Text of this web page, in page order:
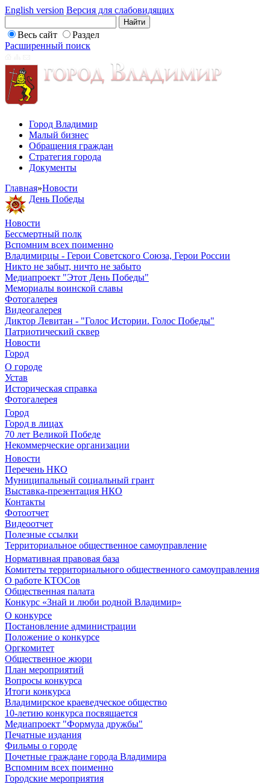
English version Версия для слабовидящих
Весь сайт
Раздел
Расширенный поиск
Город Владимир
Малый бизнес
Обращения граждан
Стратегия города
Документы
Главная»Новости
День Победы
Новости
Бессмертный полк
Вспомним всех поименно
Владимирцы - Герои Советского Союза, Герои России
Никто не забыт, ничто не забыто
Медиапроект "Этот День Победы"
Мемориалы воинской славы
Фотогалерея
Видеогалерея
Диктор Левитан - "Голос Истории. Голос Победы"
Патриотический сквер
Новости
Город
О городе
Устав
Историческая справка
Фотогалерея
Город
Город в лицах
70 лет Великой Победе
Некоммерческие организации
Новости
Перечень НКО
Муниципальный социальный грант
Выставка-презентация НКО
Контакты
Фотоотчет
Видеоотчет
Полезные ссылки
Территориальное общественное самоуправление
Нормативная правовая база
Комитеты территориального общественного самоуправления
О работе КТОСов
Общественная палата
Конкурс «Знай и люби родной Владимир»
О конкурсе
Постановление администрации
Положение о конкурсе
Оргкомитет
Общественное жюри
План мероприятий
Вопросы конкурса
Итоги конкурса
Владимирское краеведческое общество
10-летию конкурса посвящается
Медиапроект "Формула дружбы"
Печатные издания
Фильмы о городе
Почетные граждане города Владимира
Вспомним всех поименно
Городские мероприятия